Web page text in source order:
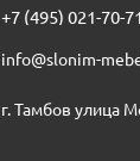
+7 (495) 021-70-71
info@slonim-
г. Тамбов улица